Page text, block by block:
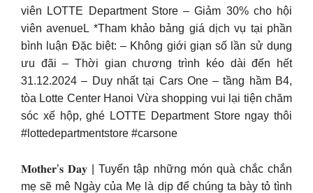
viên LOTTE Department Store – Giảm 30% cho hội
viên avenueL *Tham khảo bảng giá dịch vụ tại phần
bình luận Đặc biệt: – Không giới giạn số lần sử dụng
ưu đãi – Thời gian chương trình kéo dài đến hết
31.12.2024 – Duy nhất tại Cars One – tầng hầm B4,
tòa Lotte Center Hanoi Vừa shopping vui lại tiện chăm
sóc xế hộp, ghé LOTTE Department Store ngay thôi
#lottedepartmentstore #carsone
𝐌𝐨𝐭𝐡𝐞𝐫’𝐬 𝐃𝐚𝐲 | Tuyển tập những món quà chắc chắn
mẹ sẽ mê Ngày của Mẹ là dịp để chúng ta bày tỏ tình